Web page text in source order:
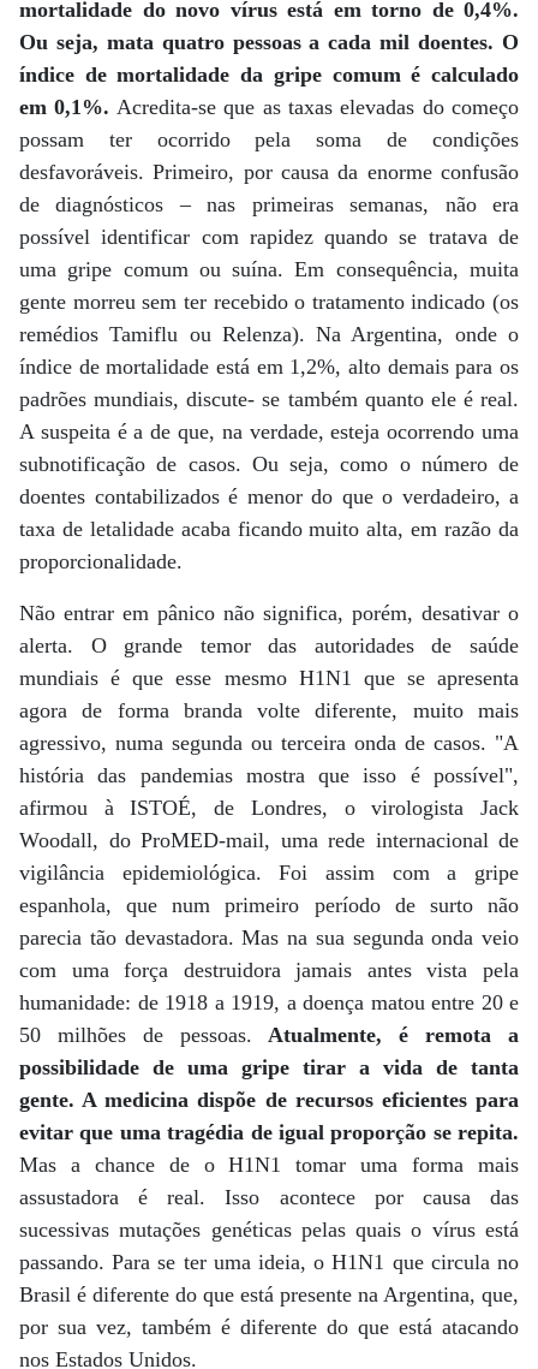
mortalidade do novo vírus está em torno de 0,4%.
Ou seja, mata quatro pessoas a cada mil doentes. O
índice de mortalidade da gripe comum é calculado
em 0,1%. Acredita-se que as taxas elevadas do começo
possam ter ocorrido pela soma de condições
desfavoráveis. Primeiro, por causa da enorme confusão
de diagnósticos – nas primeiras semanas, não era
possível identificar com rapidez quando se tratava de
uma gripe comum ou suína. Em consequência, muita
gente morreu sem ter recebido o tratamento indicado (os
remédios Tamiflu ou Relenza). Na Argentina, onde o
índice de mortalidade está em 1,2%, alto demais para os
padrões mundiais, discute- se também quanto ele é real.
A suspeita é a de que, na verdade, esteja ocorrendo uma
subnotificação de casos. Ou seja, como o número de
doentes contabilizados é menor do que o verdadeiro, a
taxa de letalidade acaba ficando muito alta, em razão da
proporcionalidade.
Não entrar em pânico não significa, porém, desativar o
alerta. O grande temor das autoridades de saúde
mundiais é que esse mesmo H1N1 que se apresenta
agora de forma branda volte diferente, muito mais
agressivo, numa segunda ou terceira onda de casos. "A
história das pandemias mostra que isso é possível",
afirmou à ISTOÉ, de Londres, o virologista Jack
Woodall, do ProMED-mail, uma rede internacional de
vigilância epidemiológica. Foi assim com a gripe
espanhola, que num primeiro período de surto não
parecia tão devastadora. Mas na sua segunda onda veio
com uma força destruidora jamais antes vista pela
humanidade: de 1918 a 1919, a doença matou entre 20 e
50 milhões de pessoas.Atualmente, é remota a
possibilidade de uma gripe tirar a vida de tanta
gente. A medicina dispõe de recursos eficientes para
evitar que uma tragédia de igual proporção se repita.
Mas a chance de o H1N1 tomar uma forma mais
assustadora é real. Isso acontece por causa das
sucessivas mutações genéticas pelas quais o vírus está
passando. Para se ter uma ideia, o H1N1 que circula no
Brasil é diferente do que está presente na Argentina, que,
por sua vez, também é diferente do que está atacando
nos Estados Unidos.